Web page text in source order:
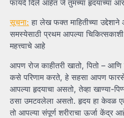
फायदे दिले आहेत जे तुमच्या हृदयाच्या
सूचना: हा लेख फक्त माहितीच्या
समस्येसाठी प्रथम आपल्या
महत्त्वाचे आहे
आपण रोज काहीतरी खातो, पितो – आणि
कसे परिणाम करते, हे सहसा आपण फारसे
आपल्या हृदयाचा असतो, तेव्हा खाण्या-
ठसा उमटवलेला असतो. हृदय हा केवळ
तो आपल्या संपूर्ण शरीराचा ऊर्जा केंद्र